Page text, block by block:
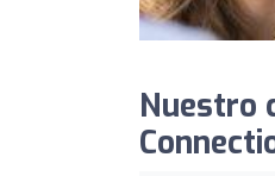
Nuestro